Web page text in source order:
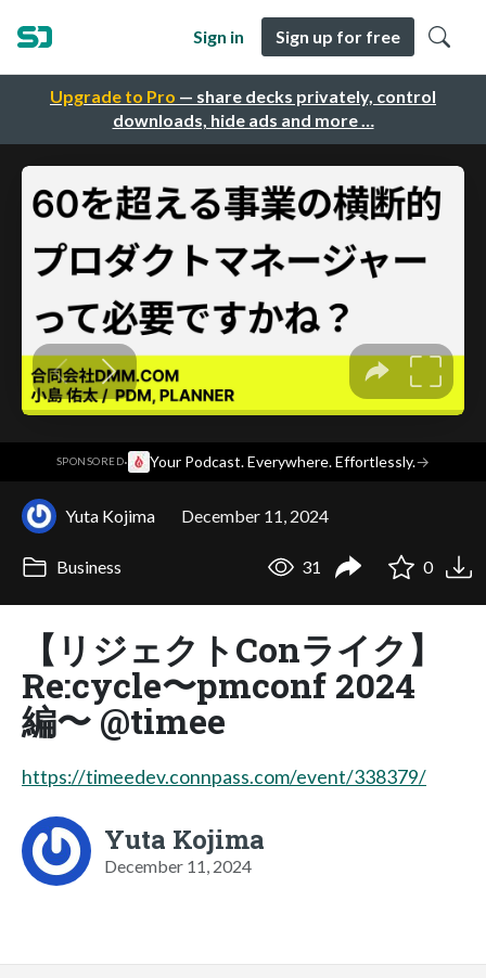
Upgrade to Pro — share decks privately, control
downloads, hide ads and more …
Sign in Sign up for free
SPONSORED· Your Podcast. Everywhere. Effortlessly.→
Yuta Kojima December 11, 2024
Business 31 0
【リジェクトConライク】
Re:cycle〜pmconf 2024
編〜 @timee
https://timeedev.connpass.com/event/338379/
Yuta Kojima
December 11, 2024